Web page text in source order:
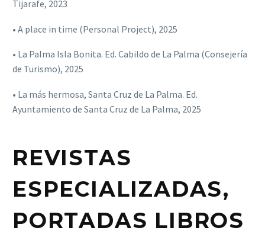
Tijarafe, 2023
• A place in time (Personal Project), 2025
• La Palma Isla Bonita. Ed. Cabildo de La Palma (Consejería
de Turismo), 2025
• La más hermosa, Santa Cruz de La Palma. Ed.
Ayuntamiento de Santa Cruz de La Palma, 2025
REVISTAS
ESPECIALIZADAS,
PORTADAS LIBROS